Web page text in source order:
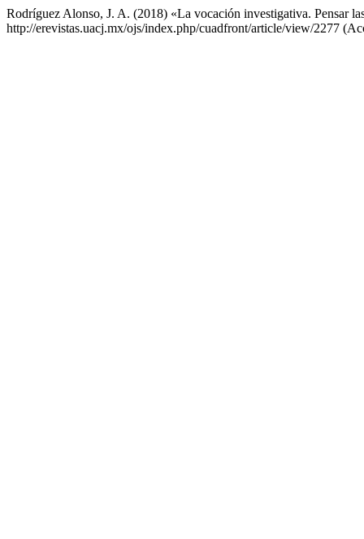
Rodríguez Alonso, J. A. (2018) «La vocación investigativa. Pensar
http://erevistas.uacj.mx/ojs/index.php/cuadfront/article/view/2277